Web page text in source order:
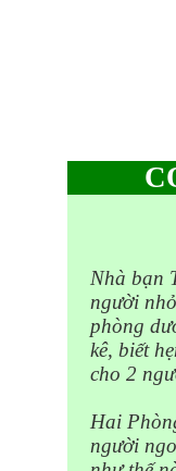
Nhà bạn
người
phòng
kê, biết
cho 2
Hai
người